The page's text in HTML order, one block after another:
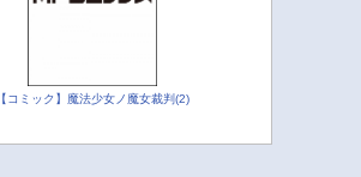
【コミック】魔法少女ノ魔女裁判(2)